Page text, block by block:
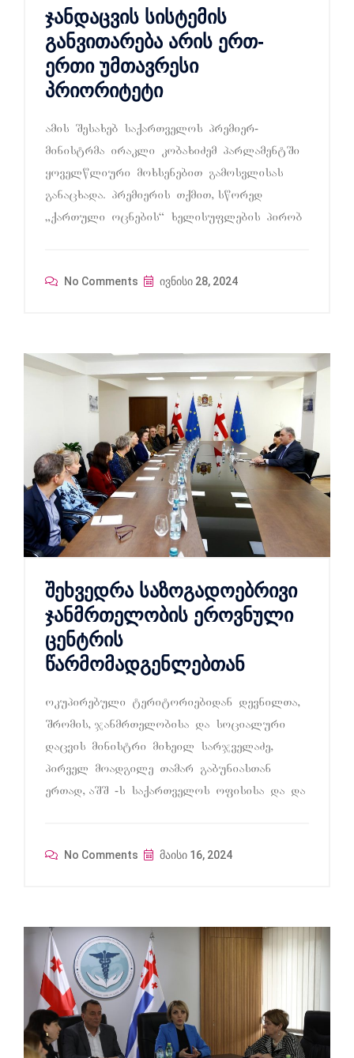
ჯანდაცვის სისტემის
განვითარება არის ერთ-
ერთი უმთავრესი
პრიორიტეტი
amis Sesaxeb saqarTvelos premier-
ministrma irakli kobaxiZem parlamentSi
yovelwliuri moxsenebiT gamosvlisas
ganacxada. premieris TqmiT, swored
`qarTuli ocnebis“ xelisuflebis pirob
No Comments ივნისი 28, 2024
შეხვედრა საზოგადოებრივი
ჯანმრთელობის ეროვნული
ცენტრის
წარმომადგენლებთან
okupirebuli teritoriebidan devnilTa,
Sromis, janmrTelobisa da socialuri
dacvis ministri mixeil sarjvelaZe,
pirvel moadgile Tamar gabuniasTan
erTad, aSS -s saqarTvelos ofisisa da da
No Comments მაისი 16, 2024